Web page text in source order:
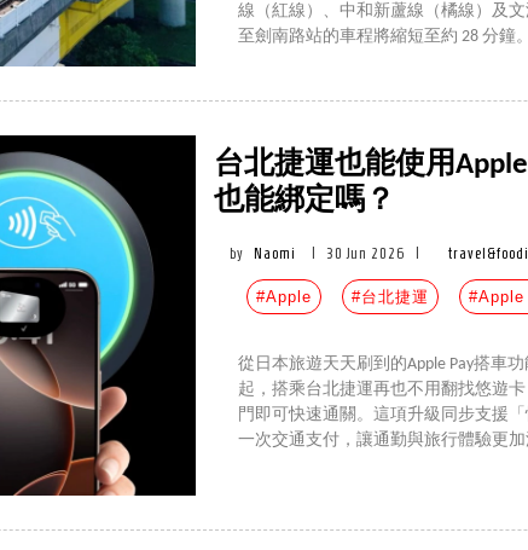
線（紅線）、中和新蘆線（橘線）及
至劍南路站的車程將縮短至約 28 分鐘。
台北捷運也能使用
也能綁定嗎？
by Naomi 30 Jun 2026
#Apple #台北捷運
從日本旅遊天天刷到的Apple Pay搭車
起，搭乘台北捷運再也不用翻找悠遊
門即可快速通關。這項升級同步支援
一次交通支付，讓通勤與旅行體驗更加